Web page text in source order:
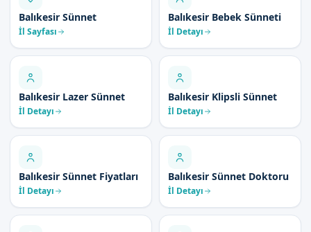
Balıkesir Sünnet
İl Sayfası
Balıkesir Bebek Sünneti
İl Detayı
Balıkesir Lazer Sünnet
İl Detayı
Balıkesir Klipsli Sünnet
İl Detayı
Balıkesir Sünnet Fiyatları
İl Detayı
Balıkesir Sünnet Doktoru
İl Detayı